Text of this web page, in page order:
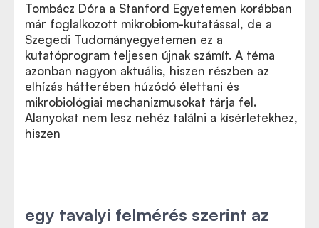
Tombácz Dóra a Stanford Egyetemen korábban
már foglalkozott mikrobiom-kutatással, de a
Szegedi Tudományegyetemen ez a
kutatóprogram teljesen újnak számít. A téma
azonban nagyon aktuális, hiszen részben az
elhízás hátterében húzódó élettani és
mikrobiológiai mechanizmusokat tárja fel.
Alanyokat nem lesz nehéz találni a kísérletekhez,
hiszen
egy tavalyi felmérés szerint az